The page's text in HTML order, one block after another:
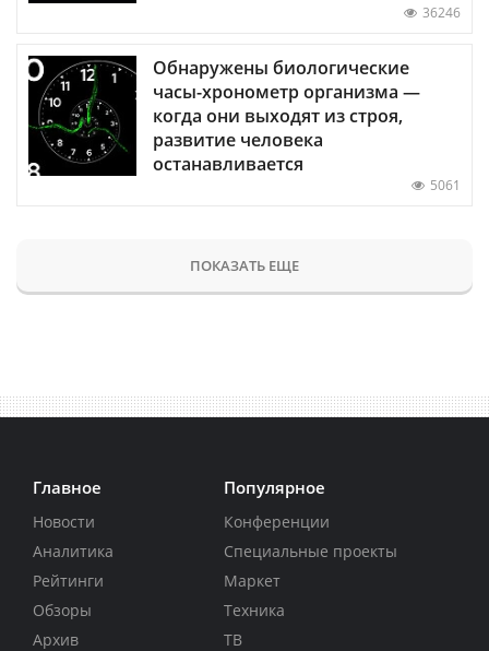
36246
Обнаружены биологические
часы-хронометр организма —
когда они выходят из строя,
развитие человека
останавливается
5061
ПОКАЗАТЬ ЕЩЕ
Главное
Новости
Аналитика
Рейтинги
Обзоры
Архив
Популярное
Конференции
Специальные проекты
Маркет
Техника
ТВ